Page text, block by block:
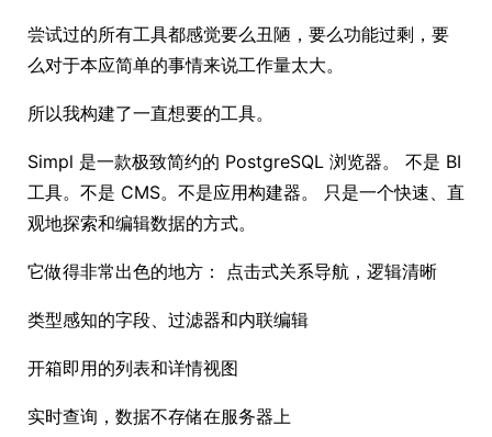
尝试过的所有工具都感觉要么丑陋，要么功能过剩，要
么对于本应简单的事情来说工作量太大。
所以我构建了一直想要的工具。
Simpl 是一款极致简约的 PostgreSQL 浏览器。 不是 BI
工具。不是 CMS。不是应用构建器。 只是一个快速、直
观地探索和编辑数据的方式。
它做得非常出色的地方： 点击式关系导航，逻辑清晰
类型感知的字段、过滤器和内联编辑
开箱即用的列表和详情视图
实时查询，数据不存储在服务器上